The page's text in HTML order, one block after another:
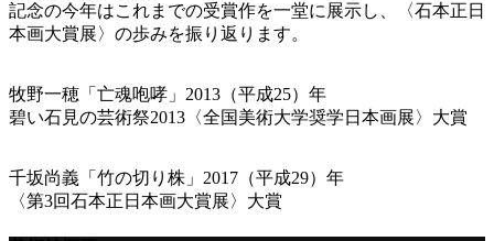
記念の今年はこれまでの受賞作を一堂に展示し、〈石本正日
本画大賞展〉の歩みを振り返ります。
牧野一穂「亡魂咆哮」2013（平成25）年
碧い石見の芸術祭2013〈全国美術大学奨学日本画展〉大賞
千坂尚義「竹の切り株」2017（平成29）年
〈第3回石本正日本画大賞展〉大賞